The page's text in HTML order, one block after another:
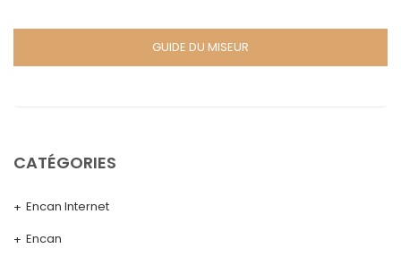
GUIDE DU MISEUR
CATÉGORIES
Encan Internet
Encan